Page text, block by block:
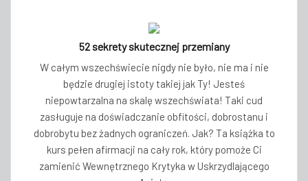
52 sekrety skutecznej przemiany
W całym wszechświecie nigdy nie było, nie ma i nie
będzie drugiej istoty takiej jak Ty! Jesteś
niepowtarzalna na skalę wszechświata! Taki cud
zasługuje na doświadczanie obfitości, dobrostanu i
dobrobytu bez żadnych ograniczeń. Jak? Ta książka to
kurs pełen afirmacji na cały rok, który pomoże Ci
zamienić Wewnętrznego Krytyka w Uskrzydlającego